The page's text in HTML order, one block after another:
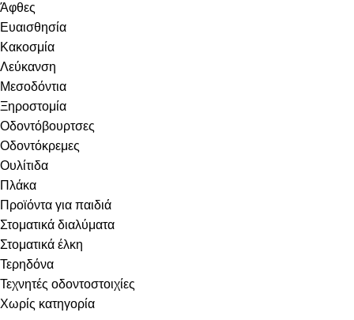
Άφθες
Ευαισθησία
Κακοσμία
Λεύκανση
Μεσοδόντια
Ξηροστομία
Οδοντόβουρτσες
Οδοντόκρεμες
Ουλίτιδα
Πλάκα
Προϊόντα για παιδιά
Στοματικά διαλύματα
Στοματικά έλκη
Τερηδόνα
Τεχνητές οδοντοστοιχίες
Χωρίς κατηγορία